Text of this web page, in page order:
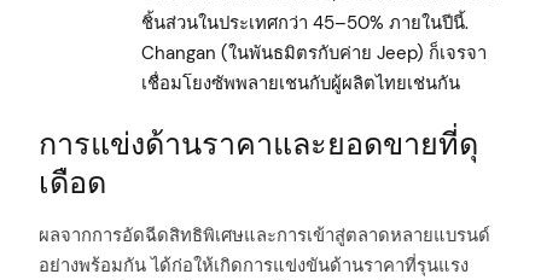
ชิ้นส่วนในประเทศกว่า 45–50% ภายในปีนี้.
Changan (ในพันธมิตรกับค่าย Jeep) ก็เจรจา
เชื่อมโยงซัพพลายเชนกับผู้ผลิตไทยเช่นกัน
การแข่งด้านราคาและยอดขายที่ดุ
เดือด
ผลจากการอัดฉีดสิทธิพิเศษและการเข้าสู่ตลาดหลายแบรนด์
อย่างพร้อมกัน ได้ก่อให้เกิดการแข่งขันด้านราคาที่รุนแรง